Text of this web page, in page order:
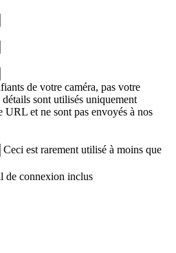
de votre caméra, pas votre
sont utilisés uniquement
URL et ne sont pas envoyés à nos
Ceci est rarement utilisé à moins que
de connexion inclus